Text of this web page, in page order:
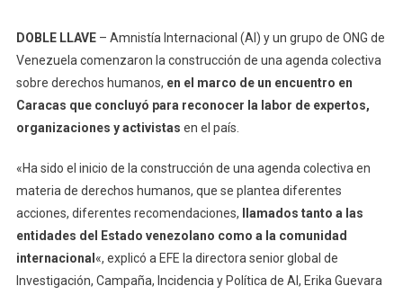
DOBLE LLAVE– Amnistía Internacional (AI) y un grupo de ONG de
Venezuela comenzaron la construcción de una agenda colectiva
sobre derechos humanos, en el marco de un encuentro en
Caracas que concluyó para reconocer la labor de expertos,
organizaciones y activistas en el país.
«Ha sido el inicio de la construcción de una agenda colectiva en
materia de derechos humanos, que se plantea diferentes
acciones, diferentes recomendaciones,
llamados tanto a las
entidades del Estado venezolano como a la comunidad
internacional «, explicó a EFE la directora senior global de
Investigación, Campaña, Incidencia y Política de AI, Erika Guevara